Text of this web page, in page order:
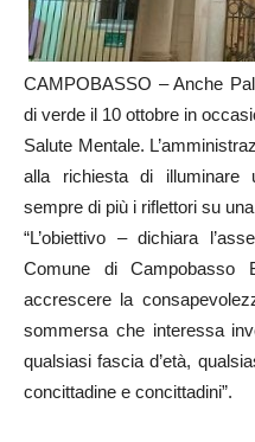
CAMPOBASSO – Anche
di verde il 10 ottobre in
Salute Mentale.
alla richiesta di illuminare
sempre di più i riflettori su
“L’obiettivo – dichiara
Comune di Campobasso
accrescere la
sommersa che interessa
qualsiasi fascia d’età,
concittadine e concittadini”.